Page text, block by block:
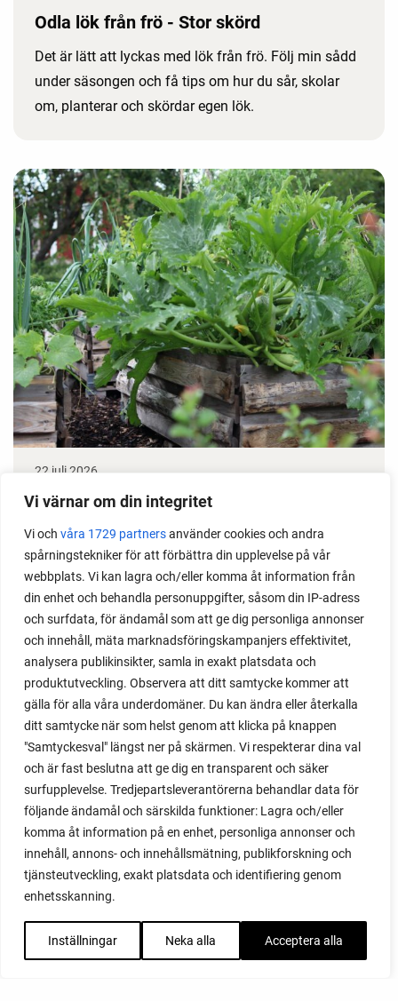
Vi värnar om din integritet
Vi och våra 1729 partnersanvänder cookies och andra
spårningstekniker för att förbättra din upplevelse på vår
webbplats. Vi kan lagra och/eller komma åt information från
din enhet och behandla personuppgifter, såsom din IP-adress
och surfdata, för ändamål som att ge dig personliga annonser
och innehåll, mäta marknadsföringskampanjers effektivitet,
analysera publikinsikter, samla in exakt platsdata och
produktutveckling. Observera att ditt samtycke kommer att
gälla för alla våra underdomäner. Du kan ändra eller återkalla
ditt samtycke när som helst genom att klicka på knappen
"Samtyckesval" längst ner på skärmen. Vi respekterar dina val
och är fast beslutna att ge dig en transparent och säker
surfupplevelse. Tredjepartsleverantörerna behandlar data för
följande ändamål och särskilda funktioner: Lagra och/eller
komma åt information på en enhet, personliga annonser och
innehåll, annons- och innehållsmätning, publikforskning och
tjänsteutveckling, exakt platsdata och identifiering genom
enhetsskanning.
Inställningar Neka alla Acceptera alla
Odla lök från frö - Stor skörd
Det är lätt att lyckas med lök från frö. Följ min sådd
under säsongen och få tips om hur du sår, skolar
om, planterar och skördar egen lök.
22 juli 2026
Odla stora växter på liten plats
Med det här smarta knepet kan du odla också stora
växter i en pallkrage tillsammans med andra växter.
Perfekt om du vill odla mycket i på liten yta.